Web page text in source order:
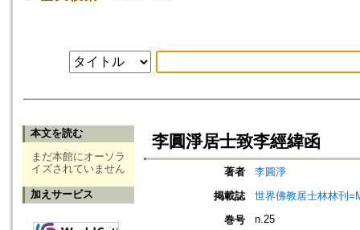
本文を読む
まだ本館にオーソラ
イズされていません
加えサービス
李圓淨居士致李經緯函
著者
李圓淨
掲載誌
世界佛教居士林林刊
巻号
n.25